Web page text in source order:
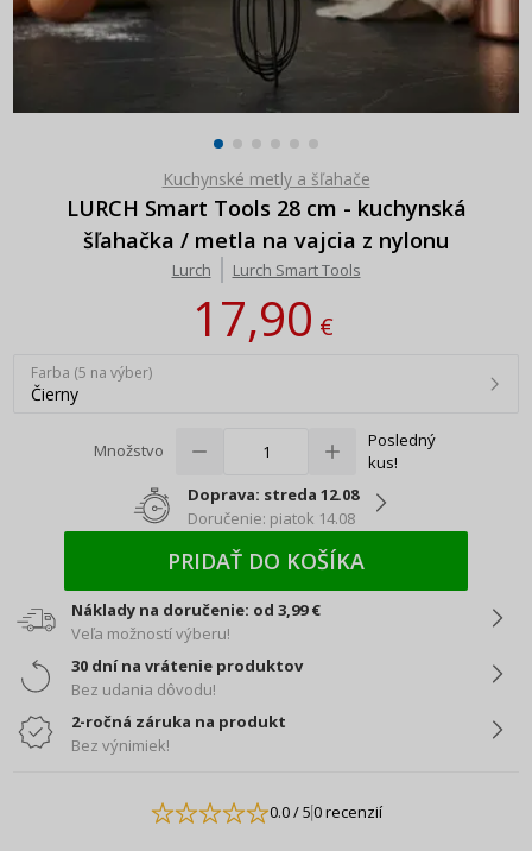
Kuchynské metly a šľahače
LURCH Smart Tools 28 cm - kuchynská
šľahačka / metla na vajcia z nylonu
Lurch Lurch Smart Tools
17,90€
Farba (5 na výber)
Čierny
Množstvo
Posledný
kus!
Doprava: streda 12.08
Doručenie: piatok 14.08
PRIDAŤ DO KOŠÍKA
Náklady na doručenie: od 3,99 €
Veľa možností výberu!
30 dní na vrátenie produktov
Bez udania dôvodu!
2-ročná záruka na produkt
Bez výnimiek!
0.0/ 50 recenzií